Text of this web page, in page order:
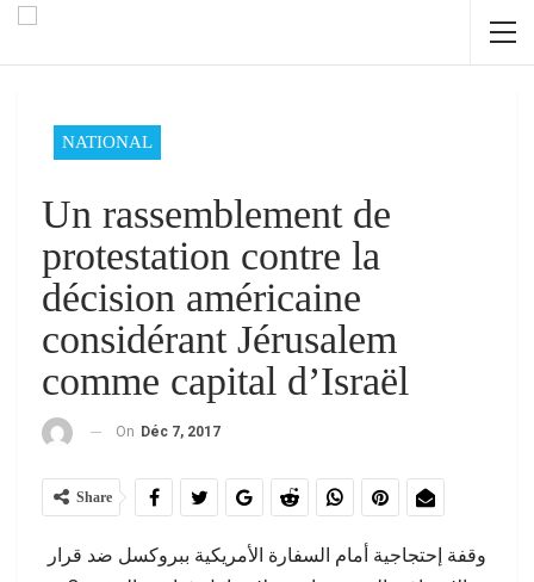
NATIONAL
Un rassemblement de
protestation contre la
décision américaine
considérant Jérusalem
comme capital d’Israël
On Déc 7, 2017
Share
‌وقفة إحتجاجية أمام السفارة الأمريكية ببروكسل ضد قرار